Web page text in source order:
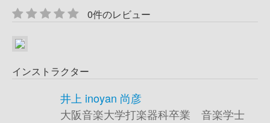
0件のレビュー
インストラクター
井上 inoyan 尚彦
大阪音楽大学打楽器科卒業 音楽学士